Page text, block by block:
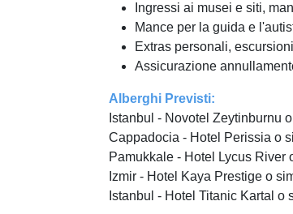
Ingressi ai musei e siti,
Mance per la guida e
Extras personali,
Assicurazione
Alberghi Previsti:
Istanbul - Novotel Zeytinburnu
Cappadocia - Hotel Perissia o
Pamukkale - Hotel Lycus River
Izmir - Hotel Kaya Prestige o
Istanbul - Hotel Titanic Kartal o